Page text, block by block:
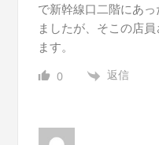
で新幹線口二階にあ
ましたが、そこの店
ます。
0 返信